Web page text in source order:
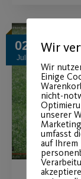
02
Juli
Wir
Wir
Einige
nicht-
unserer
umfasst
auf Ihrem